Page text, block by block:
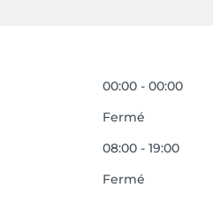
00:00 - 00:00
Fermé
08:00 - 19:00
Fermé